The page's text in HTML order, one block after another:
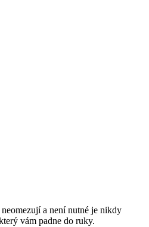
a není nutné je nikdy
vám padne do ruky.